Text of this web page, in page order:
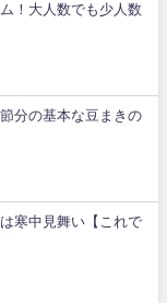
！大人数でも少人数
分の基本な豆まきの
寒中見舞い【これで